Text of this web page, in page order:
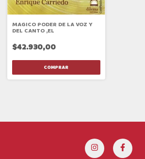
MAGICO PODER DE LA VOZ Y
DEL CANTO ,EL
$42.930,00